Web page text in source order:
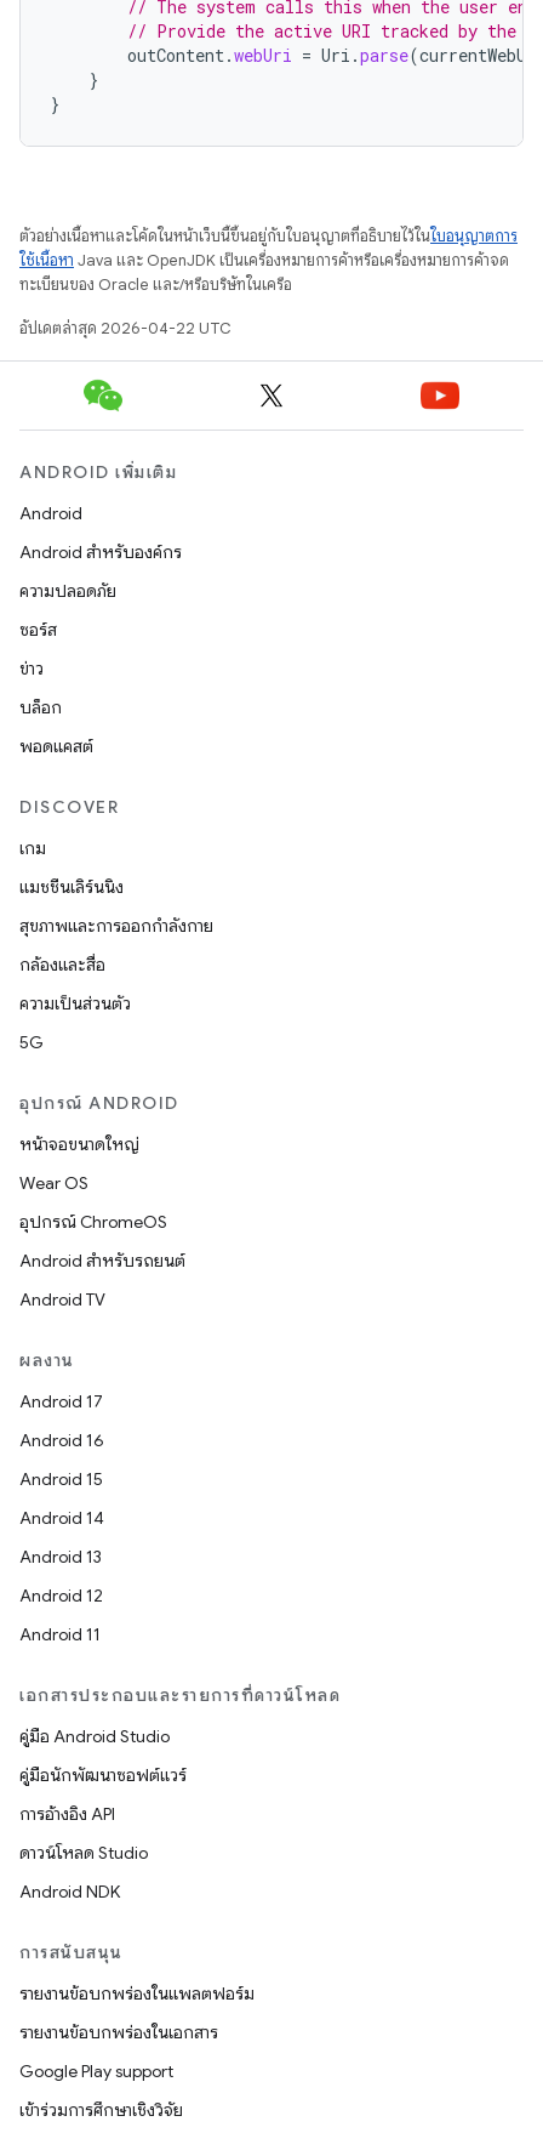
// The system calls this when the user
// Provide the active URI tracked by the
outContent .webUri = Uri .parse(
}
}
ตัวอย่างเนื้อหาและโค้ดในหน้าเว็บนี้ขึ้นอยู่กับใบอนุญาตที่อธิบายไว้ในใบอนุญาตการ
ใช้เนื้อหา Java และ OpenJDK เป็นเครื่องหมายการค้าหรือเครื่องหมายการค้าจด
ทะเบียนของ Oracle และ/หรือบริษัทในเครือ
อัปเดตล่าสุด 2026-04-22 UTC
ANDROID เพิ่มเติม
Android
Android สำหรับองค์กร
ความปลอดภัย
ซอร์ส
ข่าว
บล็อก
พอดแคสต์
DISCOVER
เกม
แมชชีนเลิร์นนิง
สุขภาพและการออกกำลังกาย
กล้องและสื่อ
ความเป็นส่วนตัว
5G
อุปกรณ์ ANDROID
หน้าจอขนาดใหญ่
Wear OS
อุปกรณ์ ChromeOS
Android สำหรับรถยนต์
Android TV
ผลงาน
Android 17
Android 16
Android 15
Android 14
Android 13
Android 12
Android 11
เอกสารประกอบและรายการที่ดาวน์โหลด
คู่มือ Android Studio
คู่มือนักพัฒนาซอฟต์แวร์
การอ้างอิง API
ดาวน์โหลด Studio
Android NDK
การสนับสนุน
รายงานข้อบกพร่องในแพลตฟอร์ม
รายงานข้อบกพร่องในเอกสาร
Google Play support
เข้าร่วมการศึกษาเชิงวิจัย